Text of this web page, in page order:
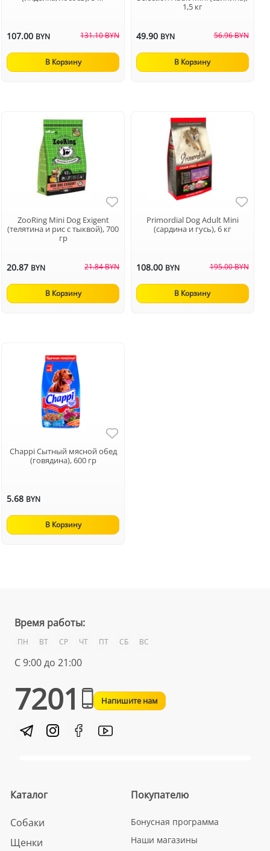
107.00 BYN 131.10 BYN
В Корзину
1,5 кг
49.90 BYN 56.96 BYN
В Корзину
ZooRing Mini Dog Exigent
(телятина и рис с тыквой), 700
гр
20.87 BYN 21.84 BYN
В Корзину
Primordial Dog Adult Mini
(сардина и гусь), 6 кг
108.00 BYN 195.00 BYN
В Корзину
Chappi Сытный мясной обед
(говядина), 600 гр
5.68 BYN
В Корзину
Время работы:
ПН ВТ СР ЧТ ПТ СБ ВС
С 9:00 до 21:00
7201 Напишите нам
Каталог
Собаки
Щенки
Покупателю
Бонусная программа
Наши магазины